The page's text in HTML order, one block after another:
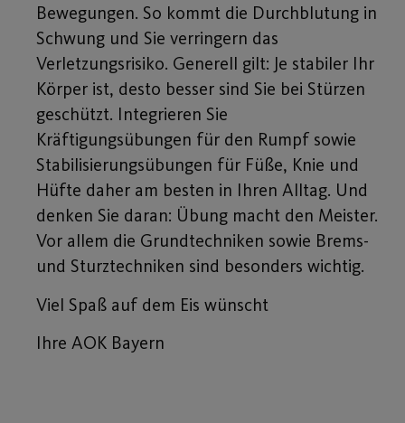
Bewegungen. So kommt die Durchblutung in
Schwung und Sie verringern das
Verletzungsrisiko. Generell gilt: Je stabiler Ihr
Körper ist, desto besser sind Sie bei Stürzen
geschützt. Integrieren Sie
Kräftigungsübungen für den Rumpf sowie
Stabilisierungsübungen für Füße, Knie und
Hüfte daher am besten in Ihren Alltag. Und
denken Sie daran: Übung macht den Meister.
Vor allem die Grundtechniken sowie Brems-
und Sturztechniken sind besonders wichtig.
Viel Spaß auf dem Eis wünscht
Ihre AOK Bayern